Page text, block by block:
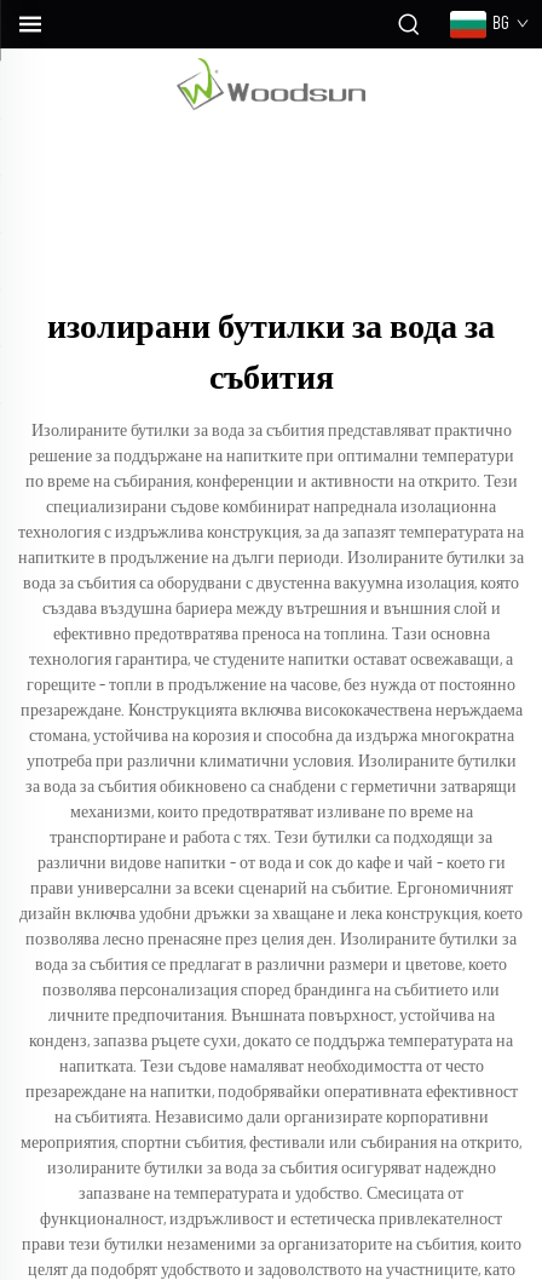
BG
изолирани бутилки за вода за
събития
Изолираните бутилки за вода за събития представляват практично
решение за поддържане на напитките при оптимални температури
по време на събирания, конференции и активности на открито. Тези
специализирани съдове комбинират напреднала изолационна
технология с издръжлива конструкция, за да запазят температурата на
напитките в продължение на дълги периоди. Изолираните бутилки за
вода за събития са оборудвани с двустенна вакуумна изолация, която
създава въздушна бариера между вътрешния и външния слой и
ефективно предотвратява преноса на топлина. Тази основна
технология гарантира, че студените напитки остават освежаващи, а
горещите – топли в продължение на часове, без нужда от постоянно
презареждане. Конструкцията включва висококачествена неръждаема
стомана, устойчива на корозия и способна да издържа многократна
употреба при различни климатични условия. Изолираните бутилки
за вода за събития обикновено са снабдени с герметични затварящи
механизми, които предотвратяват изливане по време на
транспортиране и работа с тях. Тези бутилки са подходящи за
различни видове напитки – от вода и сок до кафе и чай – което ги
прави универсални за всеки сценарий на събитие. Ергономичният
дизайн включва удобни дръжки за хващане и лека конструкция, което
позволява лесно пренасяне през целия ден. Изолираните бутилки за
вода за събития се предлагат в различни размери и цветове, което
позволява персонализация според брандинга на събитието или
личните предпочитания. Външната повърхност, устойчива на
конденз, запазва ръцете сухи, докато се поддържа температурата на
напитката. Тези съдове намаляват необходимостта от често
презареждане на напитки, подобрявайки оперативната ефективност
на събитията. Независимо дали организирате корпоративни
мероприятия, спортни събития, фестивали или събирания на открито,
изолираните бутилки за вода за събития осигуряват надеждно
запазване на температурата и удобство. Смесицата от
функционалност, издръжливост и естетическа привлекателност
прави тези бутилки незаменими за организаторите на събития, които
целят да подобрят удобството и задоволството на участниците, като